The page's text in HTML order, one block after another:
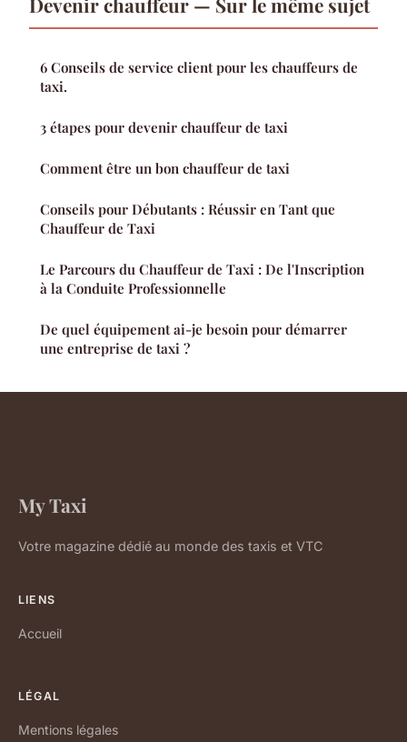
6 Conseils de service client pour les chauffeurs de
taxi.
3 étapes pour devenir chauffeur de taxi
Comment être un bon chauffeur de taxi
Conseils pour Débutants : Réussir en Tant que
Chauffeur de Taxi
Le Parcours du Chauffeur de Taxi : De l'Inscription
à la Conduite Professionnelle
De quel équipement ai-je besoin pour démarrer
une entreprise de taxi ?
My Taxi
Votre magazine dédié au monde des taxis et VTC
LIENS
Accueil
LÉGAL
Mentions légales